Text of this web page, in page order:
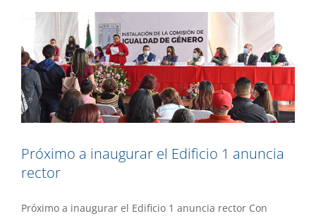
Próximo a inaugurar el Edificio 1 anuncia
rector
Próximo a inaugurar el Edificio 1 anuncia rector Con